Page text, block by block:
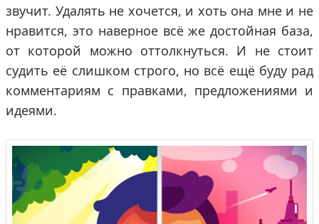
звучит. Удалять не хочется, и хоть она мне и не
нравится, это наверное всё же достойная база,
от которой можно оттолкнуться. И не стоит
судить её слишком строго, но всё ещё буду рад
комментариям с правками, предложениями и
идеями.